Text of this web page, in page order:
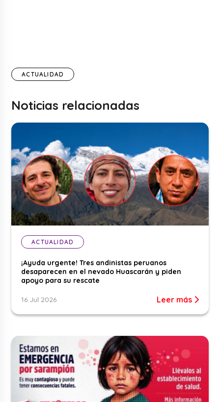
ACTUALIDAD
Noticias relacionadas
ACTUALIDAD
¡Ayuda urgente! Tres andinistas peruanos
desaparecen en el nevado Huascarán y piden
apoyo para su rescate
16 Jul 2026 Leer más